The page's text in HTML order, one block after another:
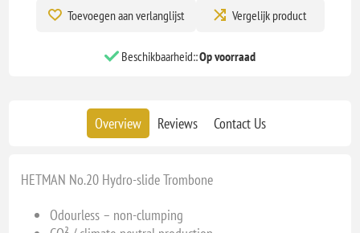
Toevoegen aan verlanglijst Vergelijk product
Beschikbaarheid::Op voorraad
Overview Reviews Contact Us
HETMAN No.20 Hydro-slide Trombone
Odourless – non-clumping